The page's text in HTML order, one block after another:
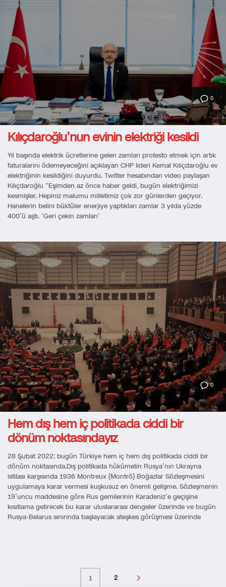
0
Kılıçdaroğlu’nun evinin elektriği kesildi
Yıl başında elektrik ücretlerine gelen zamları protesto etmek için artık
faturalarını ödemeyeceğini açıklayan CHP lideri Kemal Kılıçdaroğlu ev
elektriğinin kesildiğini duyurdu. Twitter hesabından video paylaşan
Kılıçdaroğlu “Eşimden az önce haber geldi, bugün elektriğimizi
kesmişler. Hepiniz malumu milletimiz çok zor günlerden geçiyor.
Hanelerin belini büktüler enerjiye yaptıkları zamlar 3 yılda yüzde
400’ü aştı. ‘Geri çekin zamları’
0
Hem dış hem iç politikada ciddi bir
dönüm noktasındayız
28 Şubat 2022: bugün Türkiye hem iç hem dış politikada ciddi bir
dönüm noktasında.Dış politikada hükümetin Rusya’nın Ukrayna
istilası karşısında 1936 Montreux (Montrö) Boğazlar Sözleşmesini
uygulamaya karar vermesi kuşkusuz en önemli gelişme. Sözleşmenin
19’uncu maddesine göre Rus gemilerinin Karadeniz’e geçişine
kısıtlama getirecek bu karar uluslararası dengeler üzerinde ve bugün
Rusya-Belarus sınırında başlayacak ateşkes görüşmesi üzerinde
1 2